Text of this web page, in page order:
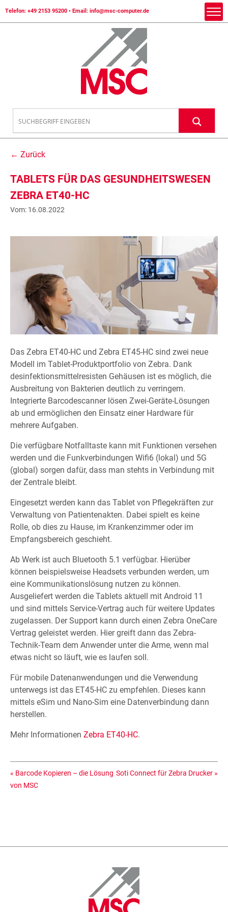
Telefon: +49 2153 95200 • Email: info@msc-computer.de
← Zurück
TABLETS FÜR DAS GESUNDHEITSWESEN
ZEBRA ET40-HC
Vom: 16.08.2022
Das Zebra ET40-HC und Zebra ET45-HC sind zwei neue
Modell im Tablet-Produktportfolio von Zebra. Dank
desinfektionsmittelresisten Gehäusen ist es möglich, die
Ausbreitung von Bakterien deutlich zu verringern.
Integrierte Barcodescanner lösen Zwei-Geräte-Lösungen
ab und ermöglichen den Einsatz einer Hardware für
mehrere Aufgaben.
Die verfügbare Notfalltaste kann mit Funktionen versehen
werden und die Funkverbindungen Wifi6 (lokal) und 5G
(global) sorgen dafür, dass man stehts in Verbindung mit
der Zentrale bleibt.
Eingesetzt werden kann das Tablet von Pflegekräften zur
Verwaltung von Patientenakten. Dabei spielt es keine
Rolle, ob dies zu Hause, im Krankenzimmer oder im
Empfangsbereich geschieht.
Ab Werk ist auch Bluetooth 5.1 verfügbar. Hierüber
können beispielsweise Headsets verbunden werden, um
eine Kommunikationslösung nutzen zu können.
Ausgeliefert werden die Tablets aktuell mit Android 11
und sind mittels Service-Vertrag auch für weitere Updates
zugelassen. Der Support kann durch einen Zebra OneCare
Vertrag geleistet werden. Hier greift dann das Zebra-
Technik-Team dem Anwender unter die Arme, wenn mal
etwas nicht so läuft, wie es laufen soll.
Für mobile Datenanwendungen und die Verwendung
unterwegs ist das ET45-HC zu empfehlen. Dieses kann
mittels eSim und Nano-Sim eine Datenverbindung dann
herstellen.
Mehr Informationen Zebra ET40-HC.
« Barcode Kopieren – die Lösung
von MSC
Soti Connect für Zebra Drucker »